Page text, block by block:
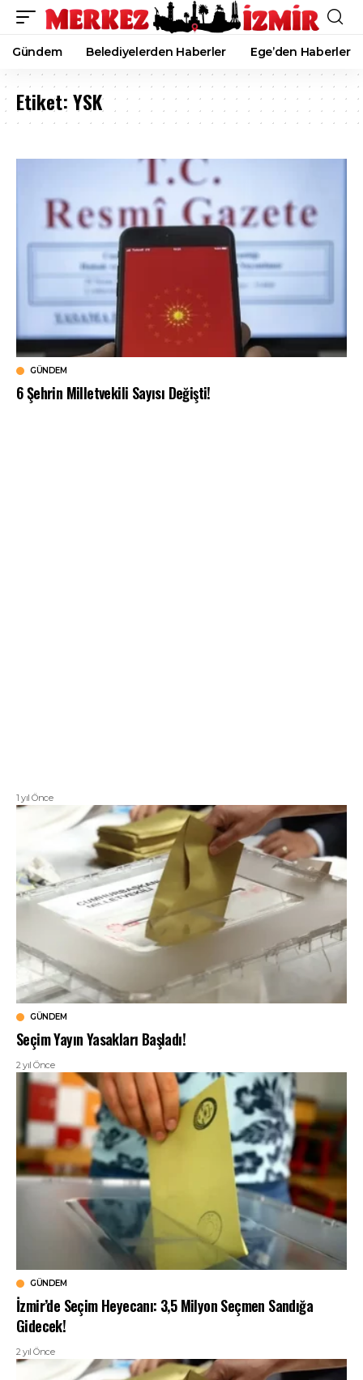
Gündem Belediyelerden Haberler Ege’den Haberler
Etiket:YSK
GÜNDEM
6 Şehrin Milletvekili Sayısı Değişti!
1 yıl Önce
GÜNDEM
Seçim Yayın Yasakları Başladı!
2 yıl Önce
GÜNDEM
İzmir’de Seçim Heyecanı: 3,5 Milyon Seçmen Sandığa
Gidecek!
2 yıl Önce